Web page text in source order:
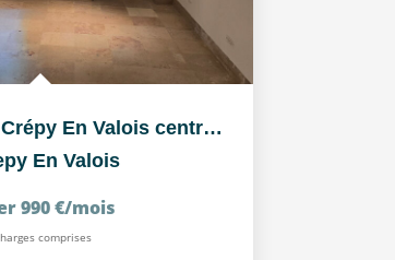
Bureaux 80 m², Crépy En Valois centre ville, proche parking
En Valois
990 €/mois
comprises